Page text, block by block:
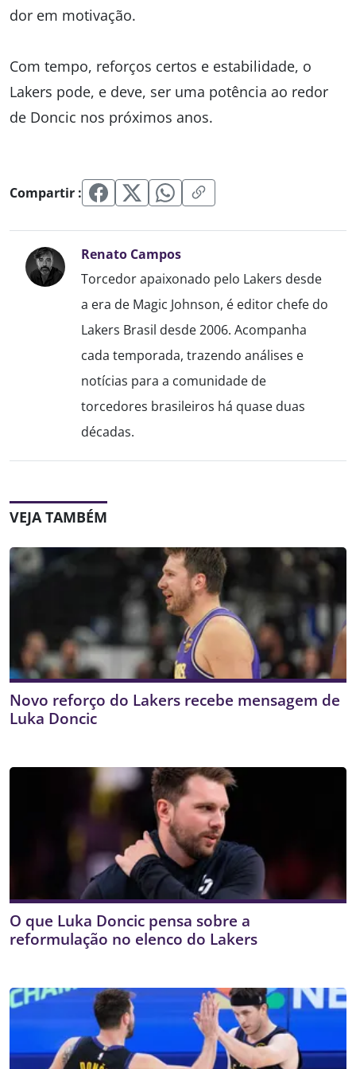
dor em motivação.
Com tempo, reforços certos e estabilidade, o
Lakers pode, e deve, ser uma potência ao redor
de Doncic nos próximos anos.
Compartir :
Renato Campos
Torcedor apaixonado pelo Lakers desde
a era de Magic Johnson, é editor chefe do
Lakers Brasil desde 2006. Acompanha
cada temporada, trazendo análises e
notícias para a comunidade de
torcedores brasileiros há quase duas
décadas.
VEJA TAMBÉM
Novo reforço do Lakers recebe mensagem de
Luka Doncic
O que Luka Doncic pensa sobre a
reformulação no elenco do Lakers